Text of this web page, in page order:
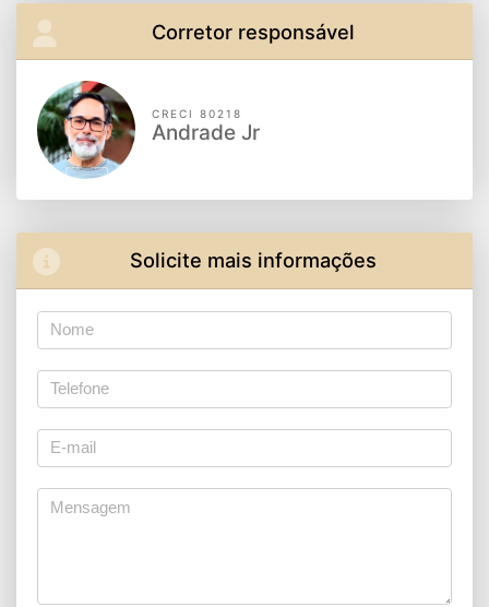
Corretor responsável
CRECI 80218
Andrade Jr
Solicite mais informações